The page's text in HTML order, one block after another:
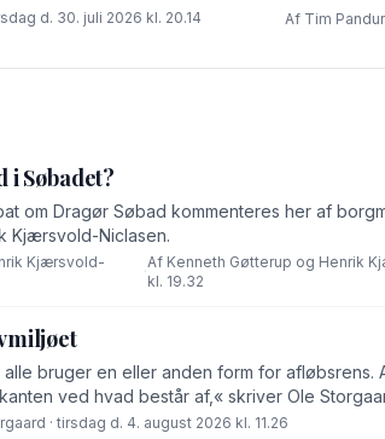
d. 30. juli 2026 kl. 20.14
gård for
Af Tim
i Søbadet?
om Dragør Søbad kommenteres her af
Kjærsvold-Niclasen.
Kjærsvold-
·
Af Kenneth Gøtterup og Henrik
kl. 19.32
bruger en eller anden form for afløbsrens.
ved hvad består af,« skriver Ole
· tirsdag d. 4. august 2026 kl. 11.26